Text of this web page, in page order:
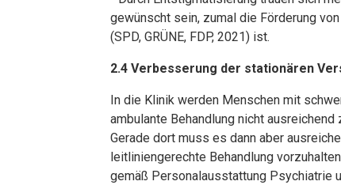
gewünscht sein, zumal die Förderung
(SPD, GRÜNE, FDP, 2021) ist.
2.4 Verbesserung der stationären
In die Klinik werden Menschen mit
ambulante Behandlung nicht
Gerade dort muss es dann aber
leitliniengerechte Behandlung
gemäß Personalausstattung Psychiatrie